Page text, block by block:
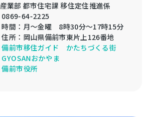
産業部 都市住宅課 移住定住推進係
0869-64-2225
時間：月〜金曜 8時30分～17時15分
住所：岡山県備前市東片上126番地
備前市移住ガイド かたちづくる街
GYOSANおかやま
備前市役所